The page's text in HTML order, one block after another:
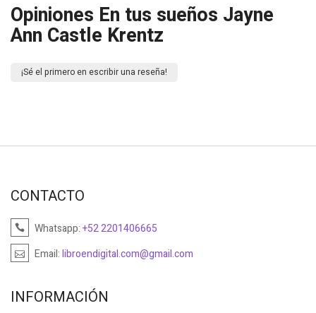
Opiniones En tus sueños Jayne
Ann Castle Krentz
¡Sé el primero en escribir una reseña!
CONTACTO
Whatsapp:+52 2201406665
Email:libroendigital.com@gmail.com
INFORMACIÓN